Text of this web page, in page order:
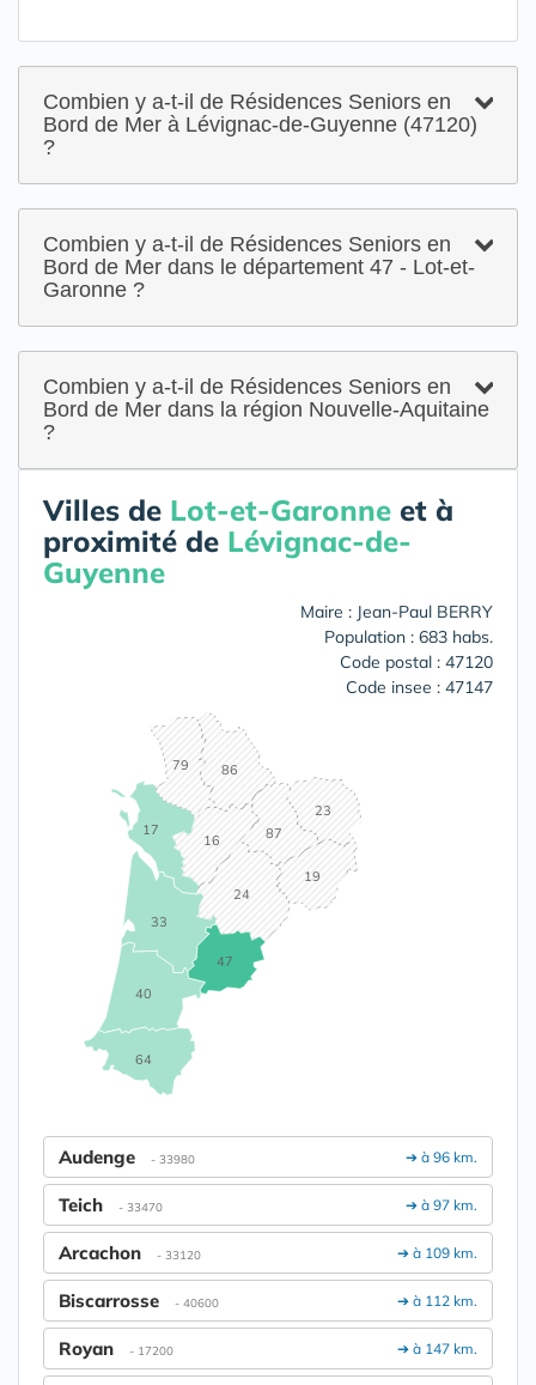
Combien y a-t-il de Résidences Seniors en
Bord de Mer à Lévignac-de-Guyenne (47120)
?
Combien y a-t-il de Résidences Seniors en
Bord de Mer dans le département 47 - Lot-et-
Garonne ?
Combien y a-t-il de Résidences Seniors en
Bord de Mer dans la région Nouvelle-Aquitaine
?
Villes de Lot-et-Garonne et à
proximité de Lévignac-de-
Guyenne
Maire : Jean-Paul BERRY
Population : 683 habs.
Code postal : 47120
Code insee : 47147
16
17
19
23
24
33
40
47
64
79 86
87
➔ à 96 km.
Audenge - 33980
➔ à 97 km.
Teich - 33470
➔ à 109 km.
Arcachon - 33120
➔ à 112 km.
Biscarrosse - 40600
➔ à 147 km.
Royan - 17200